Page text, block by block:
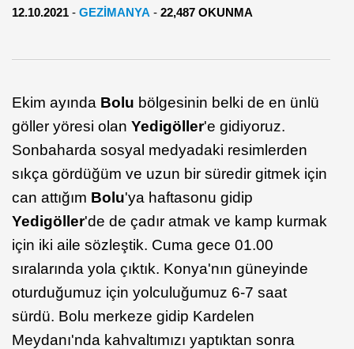
12.10.2021 - GEZIMANYA - 22,487 OKUNMA
Ekim ayında Bolu bölgesinin belki de en ünlü
göller yöresi olan Yedigöller'e gidiyoruz.
Sonbaharda sosyal medyadaki resimlerden
sıkça gördüğüm ve uzun bir süredir gitmek için
can attığım Bolu'ya haftasonu gidip
Yedigöller'de de çadır atmak ve kamp kurmak
için iki aile sözleştik. Cuma gece 01.00
sıralarında yola çıktık. Konya'nın güneyinde
oturduğumuz için yolculuğumuz 6-7 saat
sürdü. Bolu merkeze gidip Kardelen
Meydanı'nda kahvaltımızı yaptıktan sonra